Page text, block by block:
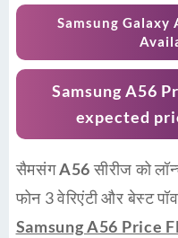
Samsung Galaxy
Samsung A56
expected
सैमसंगA56 सीरीजको
फोन 3 वेरिएंटी और बेस्ट
Samsung A56 Price